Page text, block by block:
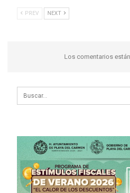
PREV NEXT
Los comentarios